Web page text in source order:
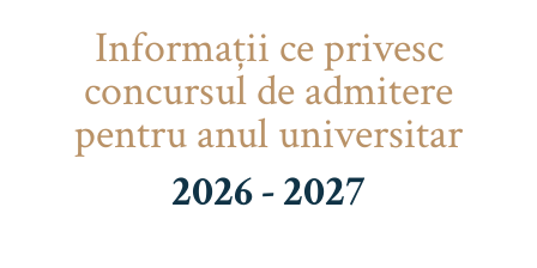
Informaţii ce privesc
concursul de admitere
pentru anul universitar
2026 - 2027